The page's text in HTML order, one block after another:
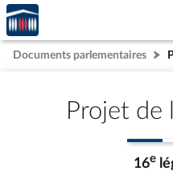
Aller au contenu
Aller en bas de la page
Accèder
à la
page
d'accueil
Documents parlementaires
Projet de
16e